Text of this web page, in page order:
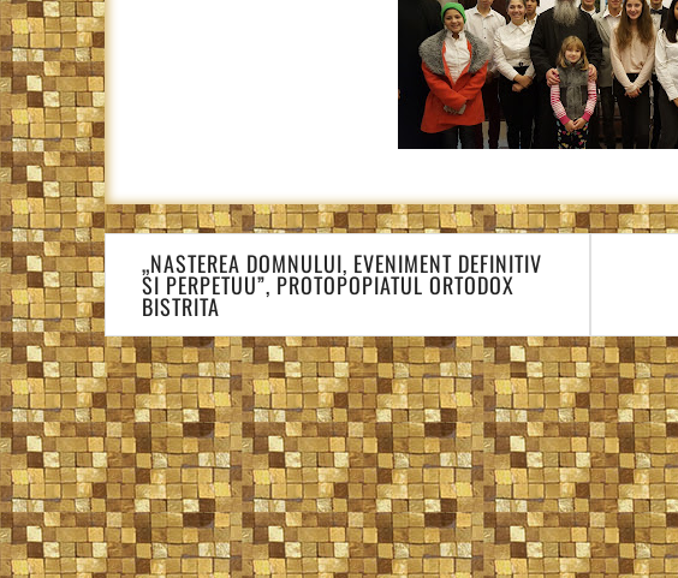
Navigare
în
articole
„NASTEREA DOMNULUI, EVENIMENT DEFINITIV
SI PERPETUU”, PROTOPOPIATUL ORTODOX
BISTRITA